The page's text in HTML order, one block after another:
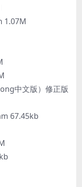
1.07M
中文版）修正版
67.45kb